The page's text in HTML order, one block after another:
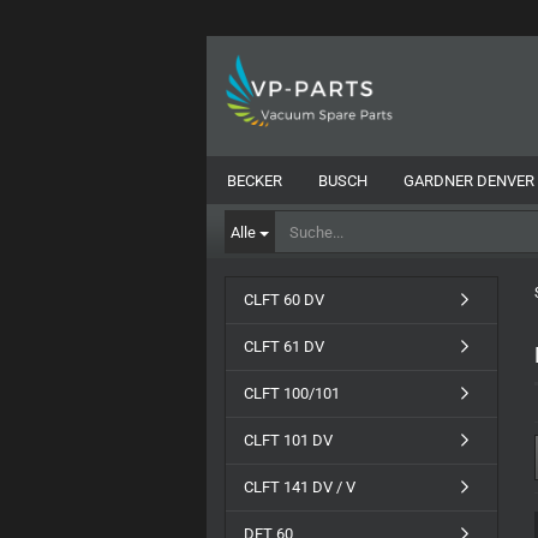
Alle
BECKER BUSCH GARDNER DENVER
CLFT 60 DV
CLFT 61 DV
CLFT 100/101
CLFT 101 DV
CLFT 141 DV / V
DFT 60